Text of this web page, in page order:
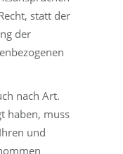
statt der
der
nach Art.
haben, muss
und